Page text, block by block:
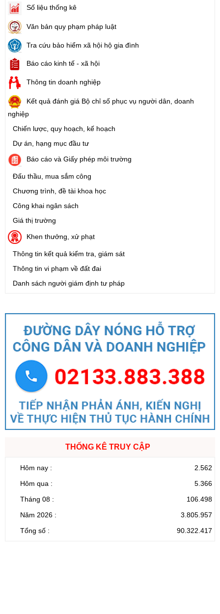
Số liệu thống kê
Văn bản quy phạm pháp luật
Tra cứu bảo hiểm xã hội hộ gia đình
Báo cáo kinh tế - xã hội
Thông tin doanh nghiệp
Kết quả đánh giá Bộ chỉ số phục vụ người dân, doanh
nghiệp
Chiến lược, quy hoạch, kế hoạch
Dự án, hạng mục đầu tư
Báo cáo và Giấy phép môi trường
Đấu thầu, mua sắm công
Chương trình, đề tài khoa học
Công khai ngân sách
Giá thị trường
Khen thưởng, xử phạt
Thông tin kết quả kiểm tra, giám sát
Thông tin vi phạm về đất đai
Danh sách người giám định tư pháp
THỐNG KÊ TRUY CẬP
Hôm nay :
2.562
Hôm qua :
5.366
Tháng 08 :
106.498
Năm 2026 :
3.805.957
Tổng số :
90.322.417